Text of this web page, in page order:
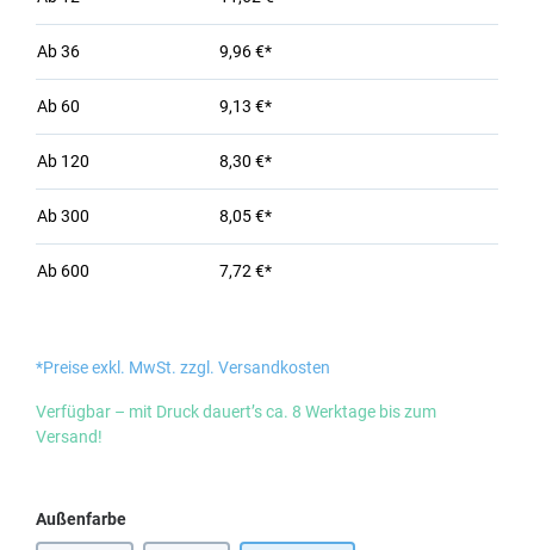
Ab36 9,96 €*
Ab 60 9,13 €*
Ab 120 8,30 €*
Ab300 8,05 €*
Ab 600 7,72 €*
*Preise exkl. MwSt. zzgl. Versandkosten
Verfügbar – mit Druck dauert’s ca. 8 Werktage bis zum
Versand!
Außenfarbeauswählen